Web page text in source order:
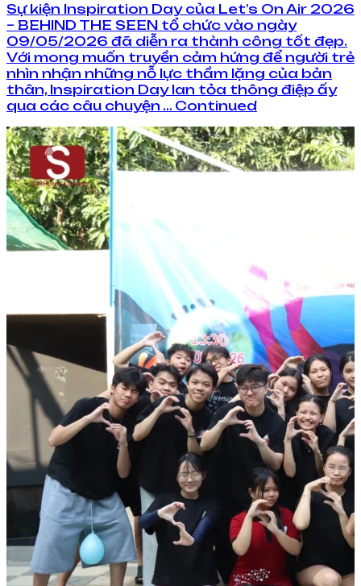
Sự kiện Inspiration Day của Let’s On Air 2026
– BEHIND THE SEEN tổ chức vào ngày
09/05/2026 đã diễn ra thành công tốt đẹp.
Với mong muốn truyền cảm hứng để người trẻ
nhìn nhận những nỗ lực thầm lặng của bản
thân, Inspiration Day lan tỏa thông điệp ấy
qua các câu chuyện … Continued